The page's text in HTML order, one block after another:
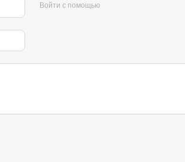
Войти с помощью